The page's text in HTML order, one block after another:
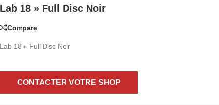
Lab 18 » Full Disc Noir
Lab 18 » Full Disc Noir
CONTACTER VOTRE SHOP
Compare